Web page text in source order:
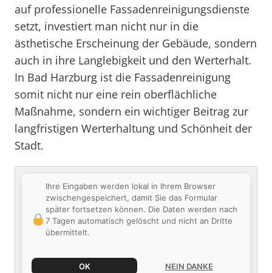
auf professionelle Fassadenreinigungsdienste
setzt, investiert man nicht nur in die
ästhetische Erscheinung der Gebäude, sondern
auch in ihre Langlebigkeit und den Werterhalt.
In Bad Harzburg ist die Fassadenreinigung
somit nicht nur eine rein oberflächliche
Maßnahme, sondern ein wichtiger Beitrag zur
langfristigen Werterhaltung und Schönheit der
Stadt.
Ihre Eingaben werden lokal in Ihrem Browser
zwischengespeichert, damit Sie das Formular
später fortsetzen können. Die Daten werden nach
7 Tagen automatisch gelöscht und nicht an Dritte
übermittelt.
OK NEIN DANKE